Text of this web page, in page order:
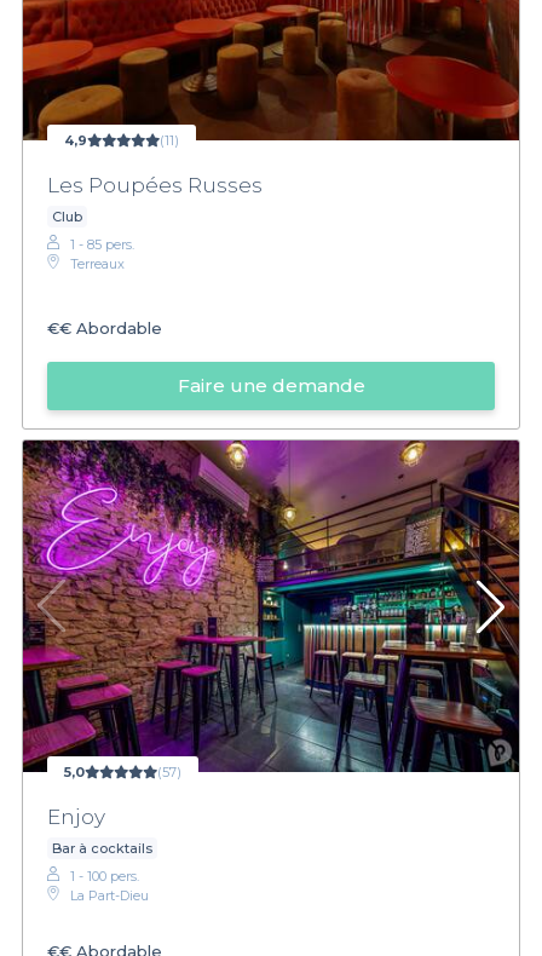
4,9 (11)
Les Poupées Russes
Club
1 - 85 pers.
Terreaux
€€ Abordable
Faire une demande
5,0 (57)
Enjoy
Bar à cocktails
1 - 100 pers.
La Part-Dieu
€€ Abordable